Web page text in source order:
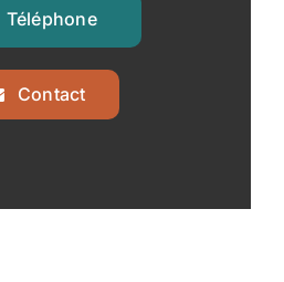
Téléphone
Contact